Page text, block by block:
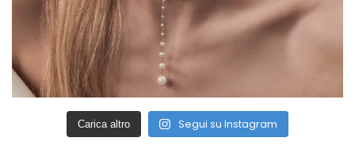
Carica altro Segui su Instagram